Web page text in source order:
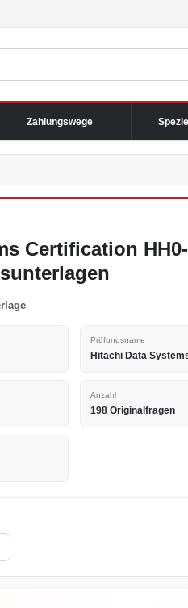
Zahlungswege
Certification
Prüfungsname
Hitachi Data
Anzahl
198 Originalfragen